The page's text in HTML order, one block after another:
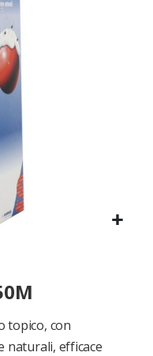
topico, con
naturali, efficace